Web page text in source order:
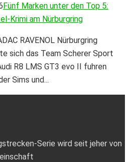
Fünf Marken unter den Top 5:
Krimi am Nürburgring
RAVENOL Nürburgring
sich das Team Scherer Sport
R8 LMS GT3 evo II fuhren
Sims und...
Serie wird seit jeher von